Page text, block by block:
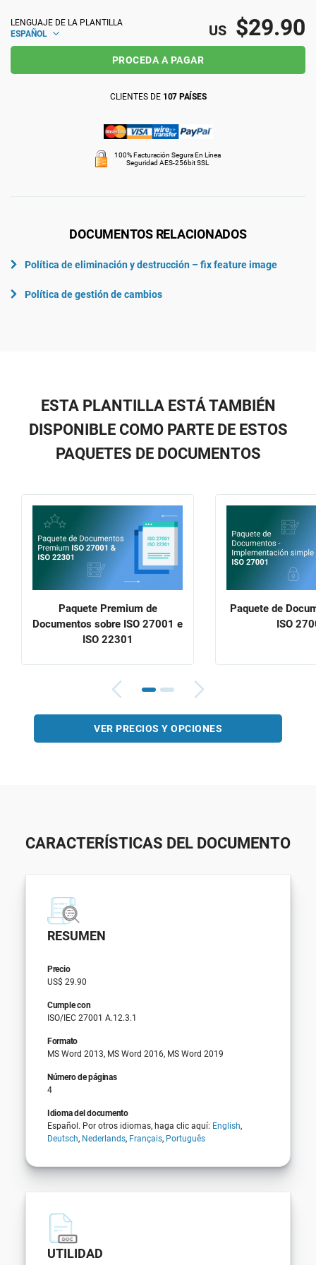
ISO 22301
Organizaciones sanitarias
LENGUAJE DE LA PLANTILLA
ESPAÑOL
US $29.90
PROCEDA A PAGAR
CLIENTES DE 107 PAÍSES
100% Facturación Segura En Línea
Seguridad AES-256bit SSL
DOCUMENTOS RELACIONADOS
Política de eliminación y destrucción – fix feature image
Política de gestión de cambios
ESTA PLANTILLA ESTÁ TAMBIÉN
DISPONIBLE COMO PARTE DE ESTOS
PAQUETES DE DOCUMENTOS
Paquete Premium de
Documentos sobre ISO 27001 e
ISO 22301
Paquete de
ISO
VER PRECIOS Y OPCIONES
CARACTERÍSTICAS DEL DOCUMENTO
RESUMEN
Precio
US$ 29.90
Cumple con
ISO/IEC 27001 A.12.3.1
Formato
MS Word 2013, MS Word 2016, MS Word 2019
Número de páginas
4
Idioma del documento
Español. Por otros idiomas, haga clic aquí: English,
Deutsch, Nederlands, Français, Português
UTILIDAD